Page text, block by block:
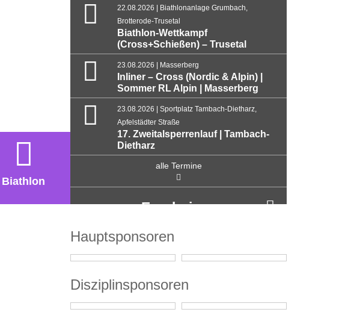
Biathlon
22.08.2026 | Biathlonanlage Grumbach,
Brotterode-Trusetal
Biathlon-Wettkampf
(Cross+Schießen) – Trusetal
23.08.2026 | Masserberg
Inliner – Cross (Nordic & Alpin) |
Sommer RL Alpin | Masserberg
23.08.2026 | Sportplatz Tambach-Dietharz,
Apfelstädter Straße
17. Zweitalsperrenlauf | Tambach-
Dietharz
alle Termine
Ergebnisse
Hauptsponsoren
Disziplinsponsoren